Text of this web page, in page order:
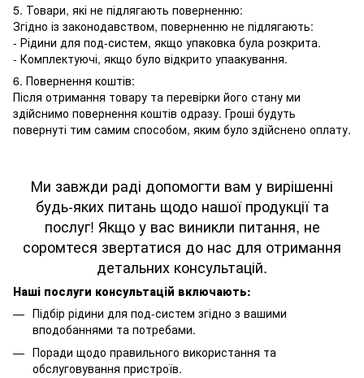
5. Товари, які не підлягають поверненню:
Згідно із законодавством, поверненню не підлягають:
- Рідини для под-систем, якщо упаковка була розкрита.
- Комплектуючі, якщо було відкрито упаакування.
6. Повернення коштів:
Після отримання товару та перевірки його стану ми
здійснимо повернення коштів одразу. Гроші будуть
повернуті тим самим способом, яким було здійснено оплату.
Ми завжди раді допомогти вам у вирішенні
будь-яких питань щодо нашої продукції та
послуг! Якщо у вас виникли питання, не
соромтеся звертатися до нас для отримання
детальних консультацій.
Наші послуги консультацій включають:
Підбір рідини для под-систем згідно з вашими
вподобаннями та потребами.
Поради щодо правильного використання та
обслуговування пристроїв.